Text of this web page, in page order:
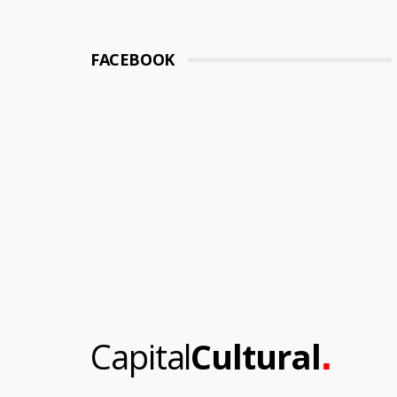
FACEBOOK
CapitalCultural.